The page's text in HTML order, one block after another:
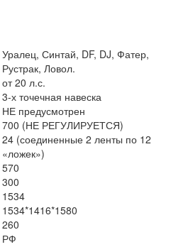
Уралец, Синтай, DF, DJ, Фатер,
Рустрак, Ловол.
от 20 л.с.
3-х точечная навеска
НЕ предусмотрен
700 (НЕ РЕГУЛИРУЕТСЯ)
24 (соединенные 2 ленты по 12
«ложек»)
570
300
1534
1534*1416*1580
260
РФ